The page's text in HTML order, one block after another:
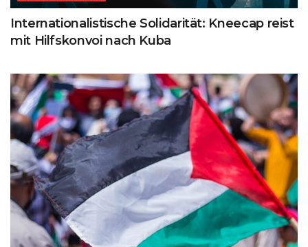
Internationalistische Solidarität: Kneecap reist
mit Hilfskonvoi nach Kuba